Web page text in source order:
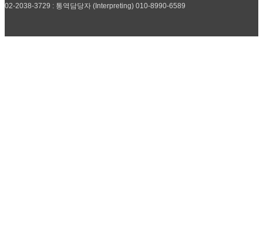
02-2038-3729 : 통역담당자 (Interpreting) 010-8990-6589